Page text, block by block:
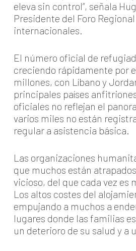
eleva sin control”, señala
Presidente del Foro Regional
internacionales.
El número oficial de
creciendo rápidamente por
millones, con Líbano y
principales países
oficiales no reflejan el
varios miles no están
regular a asistencia básica.
Las organizaciones
que muchos están
vicioso, del que cada vez es
Los altos costes del
empujando a muchos a
lugares donde las familias
un deterioro de su salud y a